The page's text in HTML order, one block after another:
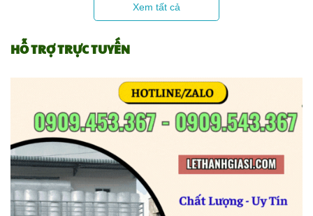
TÊN SẢN PHẨM TÊN SẢN
Xốp PE Foam ⇔ 10.Dây ràng hàng⇔
2.Xốp cách nhiệt⇔ 11.Dây dù các loại
3.Màng xốp nổ⇔ 12.Kính bảo hộ⇔
Xem tất cả
HỖ TRỢ TRỰC TUYẾN